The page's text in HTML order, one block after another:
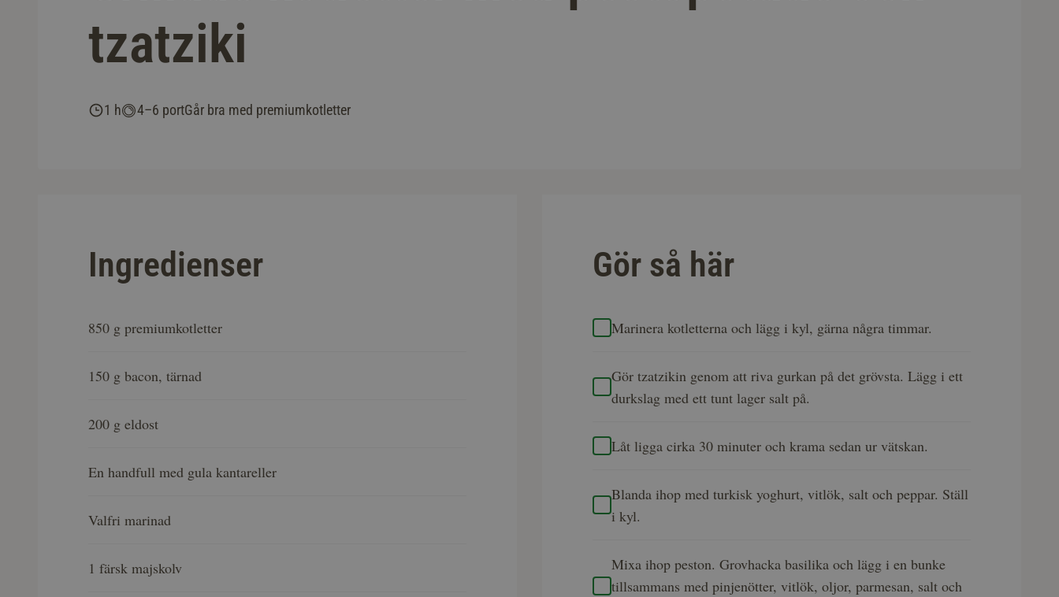
tzatziki
1 h 4–6 portGår bra med premiumkotletter
Ingredienser
850 g premiumkotletter
150 g bacon, tärnad
200 g eldost
En handfull med gula kantareller
Valfri marinad
1 färsk majskolv
Gör så här
Marinera kotletterna och lägg i kyl, gärna några timmar.
Gör tzatzikin genom att riva gurkan på det grövsta. Lägg i ett
durkslag med ett tunt lager salt på.
Låt ligga cirka 30 minuter och krama sedan ur vätskan.
Blanda ihop med turkisk yoghurt, vitlök, salt och peppar. Ställ
i kyl.
Mixa ihop peston. Grovhacka basilika och lägg i en bunke
tillsammans med pinjenötter, vitlök, oljor, parmesan, salt och